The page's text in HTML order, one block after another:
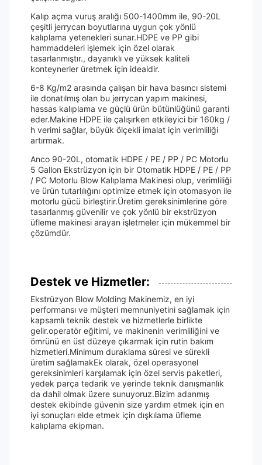
Kalıp açma vuruş aralığı 500-1400mm ile, 90-20L
çeşitli jerrycan boyutlarına uygun çok yönlü
kalıplama yetenekleri sunar.HDPE ve PP gibi
hammaddeleri işlemek için özel olarak
tasarlanmıştır., dayanıklı ve yüksek kaliteli
konteynerler üretmek için idealdir.
6-8 Kg/m2 arasında çalışan bir hava basıncı sistemi
ile donatılmış olan bu jerrycan yapım makinesi,
hassas kalıplama ve güçlü ürün bütünlüğünü garanti
eder.Makine HDPE ile çalışırken etkileyici bir 160kg /
h verimi sağlar, büyük ölçekli imalat için verimliliği
artırmak.
Anco 90-20L, otomatik HDPE / PE / PP / PC Motorlu
5 Gallon Ekstrüzyon için bir Otomatik HDPE / PE / PP
/ PC Motorlu Blow Kalıplama Makinesi olup, verimliliği
ve ürün tutarlılığını optimize etmek için otomasyon ile
motorlu gücü birleştirir.Üretim gereksinimlerine göre
tasarlanmış güvenilir ve çok yönlü bir ekstrüzyon
üfleme makinesi arayan işletmeler için mükemmel bir
çözümdür.
Destek ve Hizmetler:
Ekstrüzyon Blow Molding Makinemiz, en iyi
performansı ve müşteri memnuniyetini sağlamak için
kapsamlı teknik destek ve hizmetlerle birlikte
gelir.operatör eğitimi, ve makinenin verimliliğini ve
ömrünü en üst düzeye çıkarmak için rutin bakım
hizmetleri.Minimum duraklama süresi ve sürekli
üretim sağlamakEk olarak, özel operasyonel
gereksinimleri karşılamak için özel servis paketleri,
yedek parça tedarik ve yerinde teknik danışmanlık
da dahil olmak üzere sunuyoruz.Bizim adanmış
destek ekibinde güvenin size yardım etmek için en
iyi sonuçları elde etmek için dışkılama üfleme
kalıplama ekipman.